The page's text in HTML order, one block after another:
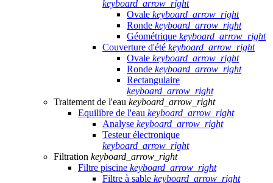
keyboard_arrow_right
Ovale keyboard_arrow_right
Ronde keyboard_arrow_right
Géométrique keyboard_arrow_right
Couverture d'été keyboard_arrow_right
Ovale keyboard_arrow_right
Ronde keyboard_arrow_right
Rectangulaire
keyboard_arrow_right
Traitement de l'eau keyboard_arrow_right
Equilibre de l'eau keyboard_arrow_right
Analyse keyboard_arrow_right
Testeur électronique
keyboard_arrow_right
Filtration keyboard_arrow_right
Filtre piscine keyboard_arrow_right
Filtre à sable keyboard_arrow_right